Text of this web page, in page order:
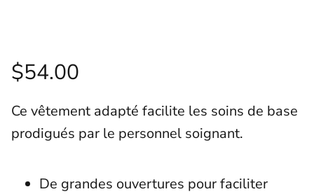
$54.00
Ce vêtement adapté facilite les soins de base
prodigués par le personnel soignant.
De grandes ouvertures pour faciliter